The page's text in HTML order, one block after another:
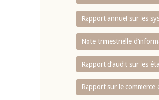
Rapport annuel sur les
Note trimestrielle
Rapport d‘audit sur les
Rapport sur le commerce